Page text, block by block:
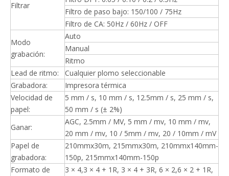
Filtrar
Filtro de paso bajo: 150/100 / 75Hz
Filtro de CA: 50Hz / 60Hz / OFF
Modo
grabación:
Auto
Manual
Ritmo
Lead de ritmo:
Cualquier plomo seleccionable
Grabadora:
Impresora térmica
Velocidad de
papel:
5 mm / s, 10 mm / s, 12.5mm / s, 25 mm / s,
50 mm / s (± 2%)
Ganar:
AGC, 2.5mm / MV, 5 mm / mv, 10 mm / mv,
20 mm / mv, 10 / 5mm / mv, 20 / 10mm / mV
Papel de
grabadora:
210mmx30m, 215mmx30m, 210mmx140mm-
150p, 215mmx140mm-150p
Formato de
3 × 4,3 × 4 + 1R, 3 × 4 + 3R, 6 × 2,6 × 2 + 1R,